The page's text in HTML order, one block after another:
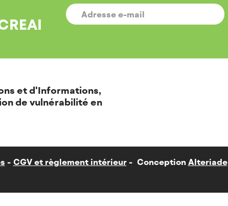
E-
MAIL *
et d'Informations,
de vulnérabilité en
CGV et règlement intérieur Conception Alteriade